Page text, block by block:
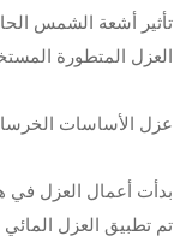
تأثير أشعة الشمس
العزل المتطورة
عزل الأساسات
بدأت أعمال العزل في
تم تطبيق العزل